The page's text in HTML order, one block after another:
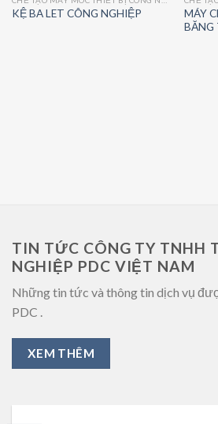
Add
KỆ BA LET CÔNG NGHIỆP
MÁY
BĂNG
TIN TỨC CÔNG TY TNHH
NGHIỆP PDC VIỆT NAM
Những tin tức và thông tin dịch vụ
PDC .
XEM THÊM